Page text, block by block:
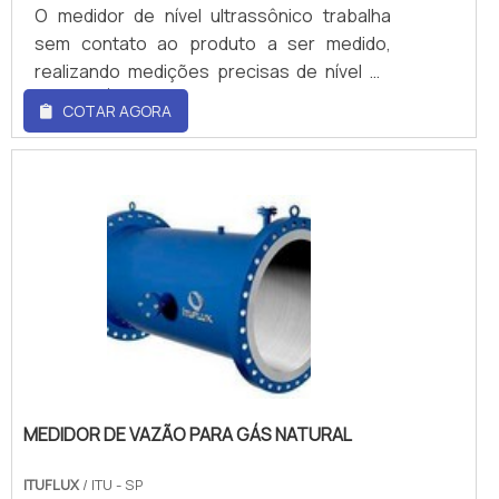
O medidor de nível ultrassônico trabalha
sem contato ao produto a ser medido,
realizando medições precisas de nível ou
volume. É indicado para medição de líquidos
e sólidos diversos, livres de formação de
espuma e vapores.Tem como princípio de
ar.Aplicações: - Tanques, silos e
reservatórios; - Líquidos e pastosos como
água, efluentes, esgoto, produtos
químicos e óleos; - Sólidos como grãos,
areia e pó; - Medição de vazão em canais
abertos.Características: - Livr.
COTAR AGORA
MEDIDOR DE VAZÃO PARA GÁS NATURAL
ITUFLUX / ITU - SP